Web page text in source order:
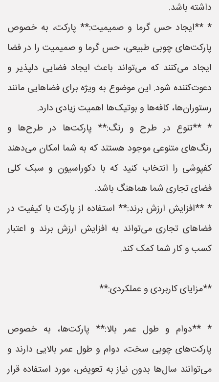
داشته باشد.
* **ایجاد حس گرما و صمیمیت:** پارکت، به خصوص
پارکت‌های چوبی طبیعی، حس گرما و صمیمیت را در فضا
ایجاد می‌کنند که می‌تواند باعث ایجاد فضایی دلپذیر و
دعوت‌کننده شود. این موضوع به ویژه برای فضاهایی مانند
رستوران‌ها، کافه‌ها و بوتیک‌ها اهمیت زیادی دارد.
* **تنوع در طرح و رنگ:** پارکت‌ها در طرح‌ها و
رنگ‌های متنوعی موجود هستند که به شما امکان می‌دهند
کفپوشی را انتخاب کنید که با دکوراسیون و سبک کلی
فضای تجاری شما هماهنگ باشد.
* **افزایش ارزش برند:** استفاده از پارکت با کیفیت در
فضاهای تجاری می‌تواند به افزایش ارزش برند و اعتبار
کسب و کار شما کمک کند.
**مزایای کاربردی و عملکردی:**
* **دوام و طول عمر بالا:** پارکت‌ها، به خصوص
پارکت‌های چوبی سخت، دوام و طول عمر بالایی دارند و
می‌توانند سال‌ها بدون نیاز به تعویض، مورد استفاده قرار